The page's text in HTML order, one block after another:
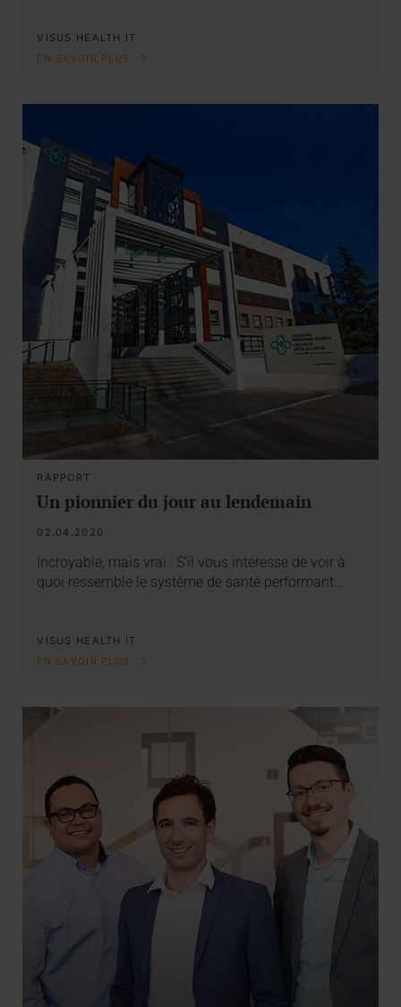
VISUS HEALTH IT
EN SAVOIR PLUS
RAPPORT
Un pionnier du jour au lendemain
02.04.2020
Incroyable, mais vrai : S’il vous intéresse de voir à
quoi ressemble le système de santé performant…
VISUS HEALTH IT
EN SAVOIR PLUS